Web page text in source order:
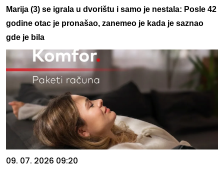
Marija (3) se igrala u dvorištu i samo je nestala: Posle 42
godine otac je pronašao, zanemeo je kada je saznao
gde je bila
09. 07. 2026 09:20